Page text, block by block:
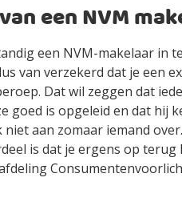
een NVM
een NVM-makelaar in
van verzekerd dat je een
Dat wil zeggen dat
goed is opgeleid en dat hij
aan zomaar iemand
is dat je ergens op